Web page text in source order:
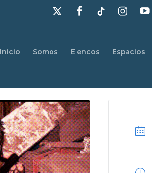
Inicio Somos Elencos Espacios